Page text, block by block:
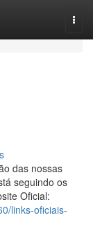
das nossas
seguindo os
Oficial:
links-oficiais-